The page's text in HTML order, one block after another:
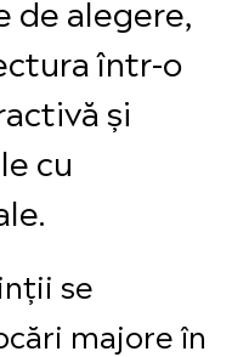
de alegere,
într-o
și
cu
se
majore în